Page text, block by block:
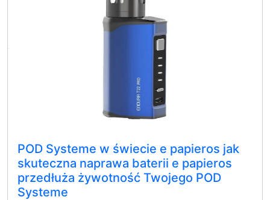
POD Systeme w świecie e papieros jak
skuteczna naprawa baterii e papieros
przedłuża żywotność Twojego POD
Systeme